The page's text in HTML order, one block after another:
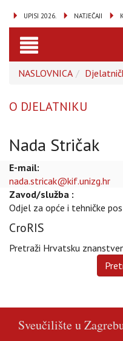
NATJEČAJI
UPISI 2026.
Toggle
navigation
NASLOVNICA
O DJELATNIKU
Nada Stričak
E-mail:
nada.stricak@kif.unizg.hr
Zavod/služba :
Odjel za opće i tehničke
CroRIS
Pretraži Hrvatsku
Sveučilište u